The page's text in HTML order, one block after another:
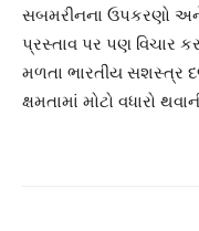
સબમરીનના ઉપકરણો
પ્રસ્તાવ પર પણ વિચાર
મળતા ભારતીય સશસ્ત્ર
ક્ષમતામાં મોટો વધારો